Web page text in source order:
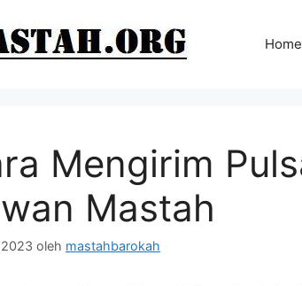
Home
Mengirim
Mastah
oleh mastahbarokah